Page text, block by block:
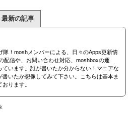
最新の記事
隊！moshメンバーによる、日々のApps更新情
配信や、お問い合わせ対応、moshboxの運
ています。誰が書いたか分からない！マニアな
書いたか想像してみて下さい。こちらは基本ま
ります。